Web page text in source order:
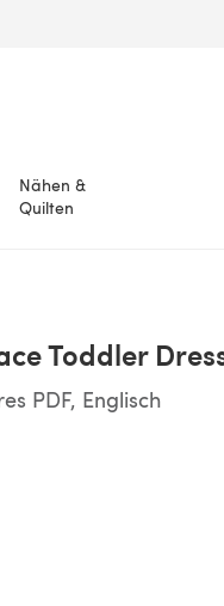
Nähen &
Quilten
Toddler
PDF, Englisch